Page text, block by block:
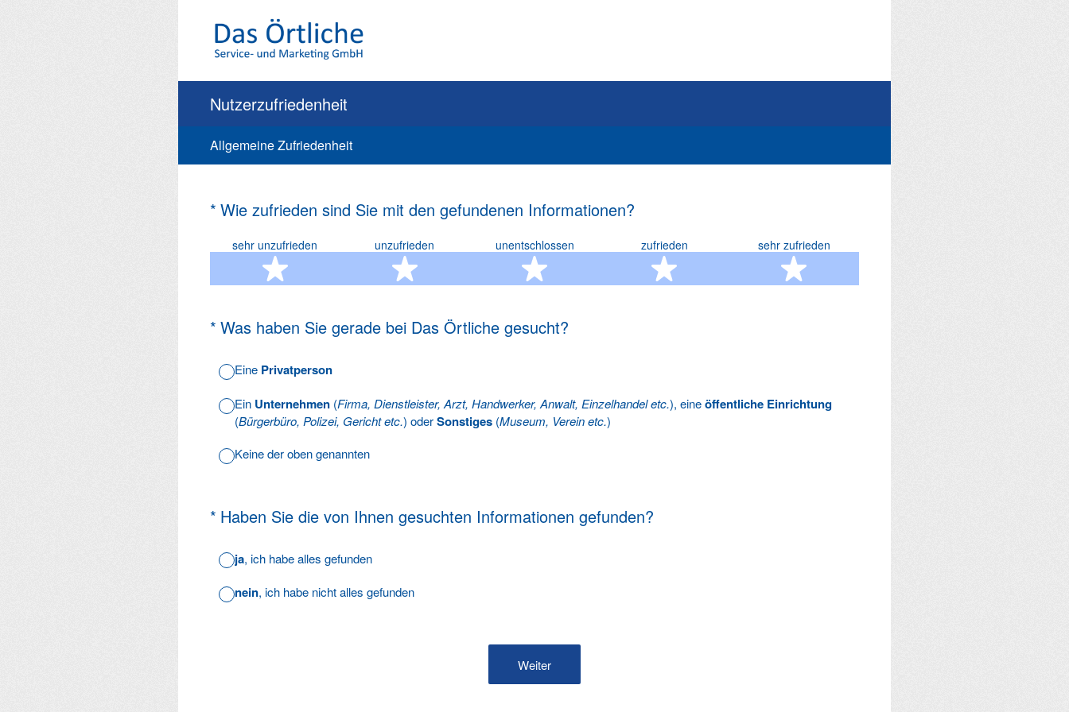
Nutzerzufriedenheit
Allgemeine Zufriedenheit
* Wie zufrieden sind Sie mit den gefundenen Informationen?
(Erforderlich.)
sehr unzufrieden
1 Stern
unzufrieden
2 Sterne
unentschlossen
3 Sterne
zufrieden
4 Sterne
sehr zufrieden
5 Sterne
* Was haben Sie gerade bei Das Örtliche gesucht?
(Erforderlich.)
Eine Privatperson
Ein Unternehmen (Firma, Dienstleister, Arzt, Handwerker, Anwalt, Einzelhandel etc.), eineöffentliche Einrichtung
(Bürgerbüro, Polizei, Gericht etc.) oderSonstiges (Museum, Verein etc.)
Keine der oben genannten
* Haben Sie die von Ihnen gesuchten Informationen gefunden?
(Erforderlich.)
ja, ich habe alles gefunden
nein, ich habe nicht alles gefunden
Weiter